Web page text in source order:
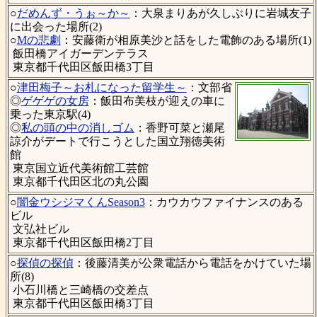
○だめんず・うぉ～か～ ：大泉まりあが久しぶりに岩城友子
に出会った場所(2)
○Mの悲劇 ：安藤衛が相原美沙と話をした電飾のある場所(1)
飯田橋アイガーデンテラス
東京都千代田区飯田橋3丁目
○津田梅子～お札になった留学生～ ：文部省
◎ゲゲゲの女房：飯田布美枝が迎えの車に
乗った東京駅(4)
◎私の頭の中の消しゴム ：香野可菜と瀬尾
諒介がデートで行こうとした国立翔徳美術
館
東京国立近代美術館工芸館
東京都千代田区北の丸公園
○闇金ウシジマくんSeason3：カウカウファイナンスのある
ビル
文弘社ビル
東京都千代田区飯田橋2丁目
○探偵の探偵：後藤清美が公衆電話から電話をかけていた場
所(8)
小石川橋と三崎橋の交差点
東京都千代田区飯田橋3丁目